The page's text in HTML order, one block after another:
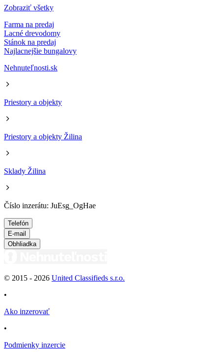
Zobraziť všetky
Farma na predaj
Lacné drevodomy
Stánok na predaj
Najlacnejšie bungalovy
Nehnuteľnosti.sk
Priestory a objekty
Priestory a objekty Žilina
Sklady Žilina
Číslo inzerátu: JuEsg_OgHae
Telefón
E-mail
Obhliadka
© 2015 - 2026 United Classifieds s.r.o.
•
Ako inzerovať
•
Podmienky inzercie